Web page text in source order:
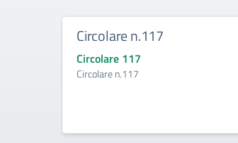
Circolare n.117
Circolare 117
Circolare n.117